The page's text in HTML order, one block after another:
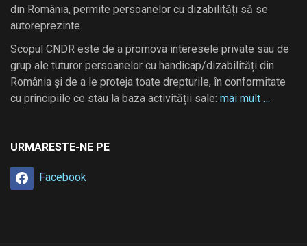
din România, permite persoanelor cu dizabilități să se
autoreprezinte.
Scopul CNDR este de a promova interesele private sau de
grup ale tuturor persoanelor cu handicap/dizabilități din
România și de a le proteja toate drepturile, în conformitate
cu principiile ce stau la baza activității sale: mai mult …
URMARESTE-NE PE
Facebook